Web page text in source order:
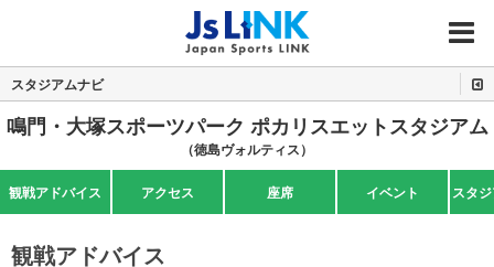
MENU
スタジアムナビ
鳴門・大塚スポーツパーク ポカリスエットスタジアム
（徳島ヴォルティス）
観戦アドバイス アクセス 座席 イベント スタ
観戦アドバイス